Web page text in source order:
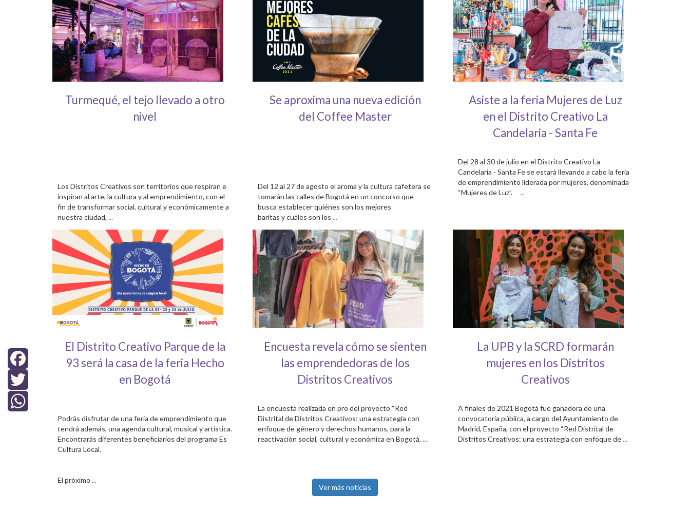
Turmequé, el tejo llevado a otro
nivel
Los Distritos Creativos son territorios que respiran e
inspiran al arte, la cultura y al emprendimiento, con el
fin de transformar social, cultural y económicamente a
nuestra ciudad, ...
Se aproxima una nueva edición
del Coffee Master
Del 12 al 27 de agosto el aroma y la cultura cafetera se
tomarán las calles de Bogotá en un concurso que
busca establecer quiénes son los mejores
baritas y cuáles son los ...
Asiste a la feria Mujeres de Luz
en el Distrito Creativo La
Candelaria - Santa Fe
Del 28 al 30 de julio en el Distrito Creativo La
Candelaria - Santa Fe se estará llevando a cabo la feria
de emprendimiento liderada por mujeres, denominada
“Mujeres de Luz”. ...
El Distrito Creativo Parque de la
93 será la casa de la feria Hecho
en Bogotá
Podrás disfrutar de una feria de emprendimiento que
tendrá además, una agenda cultural, musical y artística.
Encontrarás diferentes beneficiarios del programa Es
Cultura Local.
El próximo ...
Encuesta revela cómo se sienten
las emprendedoras de los
Distritos Creativos
La encuesta realizada en pro del proyecto “Red
Distrital de Distritos Creativos: una estrategia con
enfoque de género y derechos humanos, para la
reactivación social, cultural y económica en Bogotá, ...
La UPB y la SCRD formarán
mujeres en los Distritos
Creativos
A finales de 2021 Bogotá fue ganadora de una
convocatoria pública, a cargo del Ayuntamiento de
Madrid, España, con el proyecto “Red Distrital de
Distritos Creativos: una estrategia con enfoque de...
Ver más noticias
Facebook
Twitter